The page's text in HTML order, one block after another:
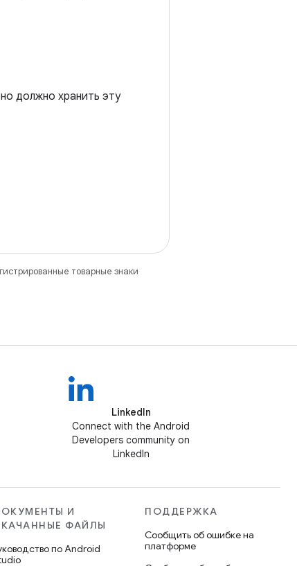
должно хранить эту
товарные знаки
LinkedIn
Connect with the Android
Developers community on
LinkedIn
И
ФАЙЛЫ
по Android
ПОДДЕРЖКА
Сообщить об ошибке на
платформе